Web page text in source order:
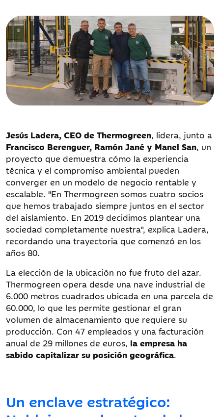
Jesús Ladera, CEO de Thermogreen, lidera, junto a
Francisco Berenguer, Ramón Jané y Manel San, un
proyecto que demuestra cómo la experiencia
técnica y el compromiso ambiental pueden
converger en un modelo de negocio rentable y
escalable. "En Thermogreen somos cuatro socios
que hemos trabajado siempre juntos en el sector
del aislamiento. En 2019 decidimos plantear una
sociedad completamente nuestra", explica Ladera,
recordando una trayectoria que comenzó en los
años 80.
La elección de la ubicación no fue fruto del azar.
Thermogreen opera desde una nave industrial de
6.000 metros cuadrados ubicada en una parcela de
60.000, lo que les permite gestionar el gran
volumen de almacenamiento que requiere su
producción. Con 47 empleados y una facturación
anual de 29 millones de euros, la empresa ha
sabido capitalizar su posición geográfica.
Un enclave estratégico: